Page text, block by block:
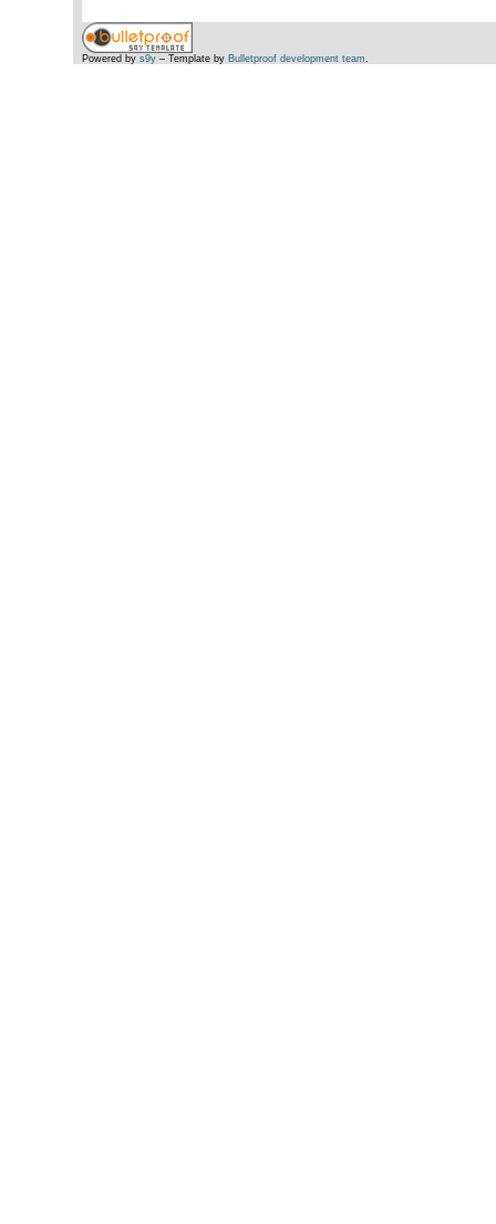
Powered by s9y– Template by Bulletproof development team